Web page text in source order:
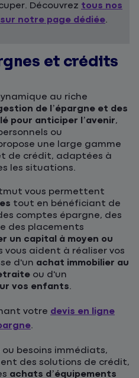
Découvrez tous nos
notre page dédiée.
et crédits
au riche
de l’épargne et des
pour anticiper l’avenir,
ou
une large gamme
de crédit, adaptées à
les situations.
vous permettent
tout en bénéficiant de
comptes épargne, des
des placements
un capital à moyen ou
vous aident à réaliser vos
d'un achat immobilier au
ou d'un
vos enfants.
votre devis en ligne
.
besoins immédiats,
des solutions de crédit,
achats d’équipements